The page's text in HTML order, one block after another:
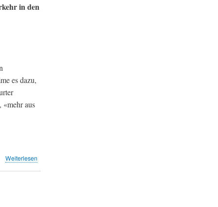
in den
es dazu,
aus
Weiterlesen